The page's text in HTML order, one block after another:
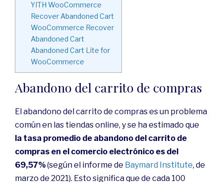
YITH WooCommerce
Recover Abandoned Cart
WooCommerce Recover
Abandoned Cart
Abandoned Cart Lite for
WooCommerce
Abandono del carrito de compras
El abandono del carrito de compras es un problema
común en las tiendas online, y se ha estimado que
la tasa promedio de abandono del carrito de
compras en el comercio electrónico es del
69,57%(según el informe de Baymard Institute, de
marzo de 2021). Esto significa que de cada 100